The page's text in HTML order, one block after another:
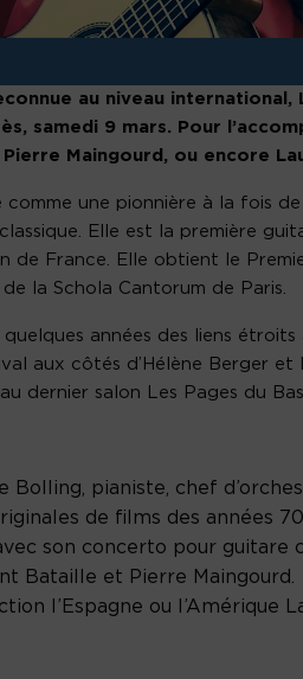
au niveau
samedi 9 mars. Pour
Maingourd, ou encore
comme une pionnière à la fois
Elle est la première
de France. Elle obtient le
la Schola Cantorum de Paris.
quelques années des liens
aux côtés d’Hélène Berger
dernier salon Les Pages du
Bolling, pianiste, chef
de films des années
son concerto pour guitare
Bataille et Pierre Maingourd.
l’Espagne ou l’Amérique